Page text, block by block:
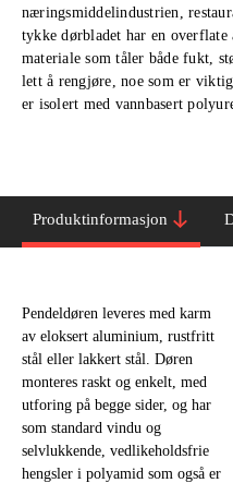
næringsmiddelindustrien,
tykke dørbladet har en overflate
materiale som tåler både fukt,
lett å rengjøre, noe som er
er isolert med vannbasert
Produktinformasjon
Pendeldøren leveres med karm
av eloksert aluminium, rustfritt
stål eller lakkert stål. Døren
monteres raskt og enkelt, med
utforing på begge sider, og har
som standard vindu og
selvlukkende, vedlikeholdsfrie
hengsler i polyamid som også er